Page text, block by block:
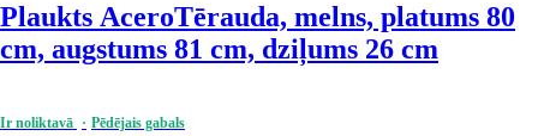
Plaukts AceroTērauda, melns, platums 80
cm, augstums 81 cm, dziļums 26 cm
Ir noliktavā Pēdējais gabals